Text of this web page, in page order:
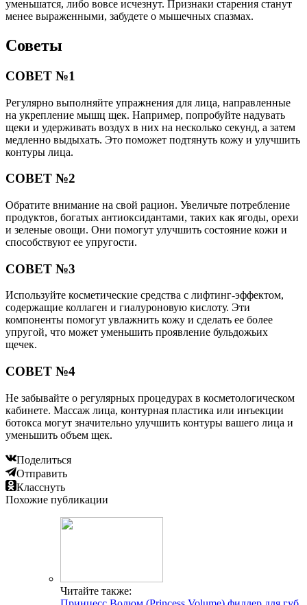
уменьшатся, либо вовсе исчезнут. Признаки старения станут
менее выраженными, забудете о мышечных спазмах.
Советы
СОВЕТ №1
Регулярно выполняйте упражнения для лица, направленные
на укрепление мышц щек. Например, попробуйте надувать
щеки и удерживать воздух в них на несколько секунд, а затем
медленно выдыхать. Это поможет подтянуть кожу и улучшить
контуры лица.
СОВЕТ №2
Обратите внимание на свой рацион. Увеличьте потребление
продуктов, богатых антиоксидантами, таких как ягоды, орехи
и зеленые овощи. Они помогут улучшить состояние кожи и
способствуют ее упругости.
СОВЕТ №3
Используйте косметические средства с лифтинг-эффектом,
содержащие коллаген и гиалуроновую кислоту. Эти
компоненты помогут увлажнить кожу и сделать ее более
упругой, что может уменьшить проявление бульдожьих
щечек.
СОВЕТ №4
Не забывайте о регулярных процедурах в косметологическом
кабинете. Массаж лица, контурная пластика или инъекции
ботокса могут значительно улучшить контуры вашего лица и
уменьшить объем щек.
Поделиться
Отправить
Класснуть
Похожие публикации
Читайте также: